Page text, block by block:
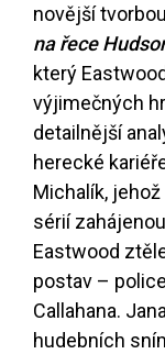
novější
na řece
který
výjimečných
detailnější
herecké
Michalík,
sérií
Eastwood
postav –
Callahana.
hudebních